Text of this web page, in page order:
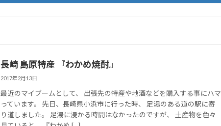
長崎 島原特産 『わかめ焼酎』
2017年2月13日
最近のマイブームとして、 出張先の特産や地酒などを購入する事にハマ
っています。 先日、長崎県小浜市に行った時、 足湯のある道の駅に寄
り道しました。 足湯に浸かる時間はなかったのですが、 土産物を色々